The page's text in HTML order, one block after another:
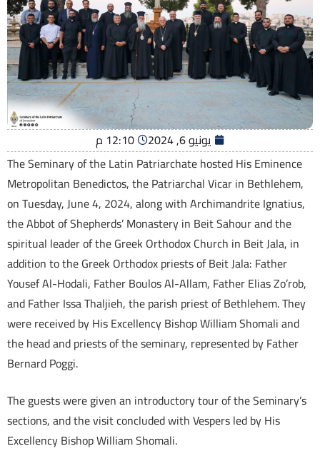
يونيو 6, 2024
12:10 م
The Seminary of the Latin Patriarchate hosted His Eminence
Metropolitan Benedictos, the Patriarchal Vicar in Bethlehem,
on Tuesday, June 4, 2024, along with Archimandrite Ignatius,
the Abbot of Shepherds’ Monastery in Beit Sahour and the
spiritual leader of the Greek Orthodox Church in Beit Jala, in
addition to the Greek Orthodox priests of Beit Jala: Father
Yousef Al-Hodali, Father Boulos Al-Allam, Father Elias Zo’rob,
and Father Issa Thaljieh, the parish priest of Bethlehem. They
were received by His Excellency Bishop William Shomali and
the head and priests of the seminary, represented by Father
Bernard Poggi.
The guests were given an introductory tour of the Seminary’s
sections, and the visit concluded with Vespers led by His
Excellency Bishop William Shomali.